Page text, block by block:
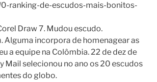
0-ranking-de-escudos-mais-bonitos-
Draw 7. Mudou escudo.
Alguma incorpora de homenagear as
a equipe na Colômbia. 22 de dez de
Mail selecionou no ano os 20 escudos
do globo.